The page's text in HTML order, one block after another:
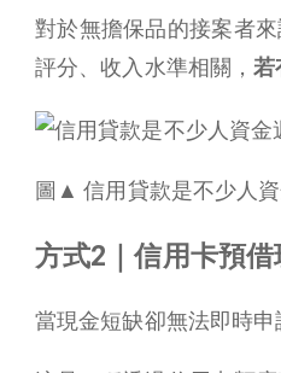
對於無擔保品的接案者
評分、收入水準相關，若
圖▲ 信用貸款是不少人
方式2｜信用卡預
當現金短缺卻無法即時